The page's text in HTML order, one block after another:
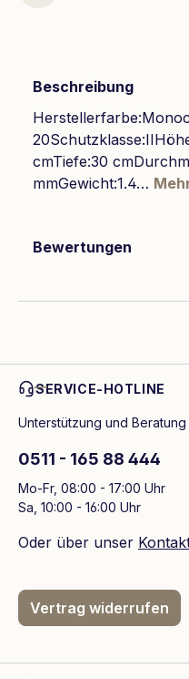
Beschreibung
cmTiefe:30
mmGewicht:1.4…
Bewertungen
SERVICE-HOTLINE
Unterstützung und Beratung
0511 - 165 88 444
Mo-Fr, 08:00 - 17:00 Uhr
Sa, 10:00 - 16:00 Uhr
Oder über unser
Vertrag widerrufen